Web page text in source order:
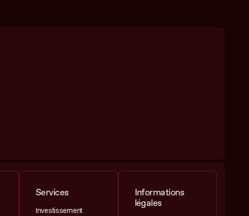
Services
Investissement
Informations
légales